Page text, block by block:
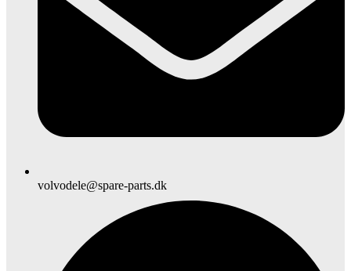
volvodele@spare-parts.dk